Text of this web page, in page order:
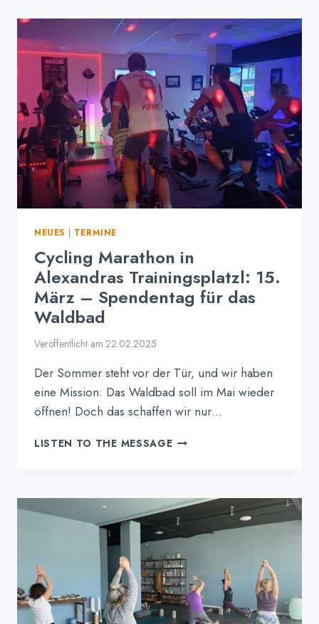
WALDBAD:
SCHREITEN
VORAN
NEUES | TERMINE
Cycling Marathon in
Alexandras Trainingsplatzl: 15.
März – Spendentag für das
Waldbad
Veröffentlicht am 22.02.2025
Der Sommer steht vor der Tür, und wir haben
eine Mission: Das Waldbad soll im Mai wieder
öffnen! Doch das schaffen wir nur…
LISTEN TO THE MESSAGECYCLING
TRAININGSPLATZL:
15.
MÄRZ
SPENDENTAG
FÜR
DAS
WALDBAD